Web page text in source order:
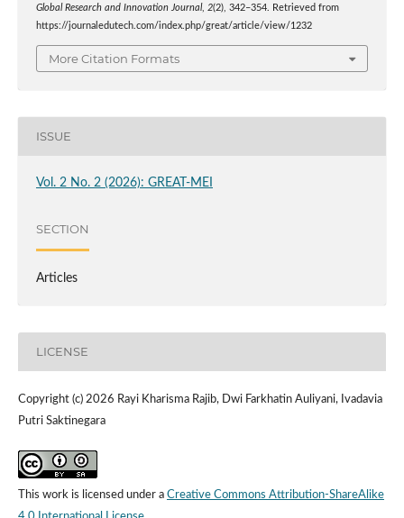
Global Research and Innovation Journal, 2(2), 342–354. Retrieved from
https://journaledutech.com/index.php/great/article/view/1232
More Citation Formats
ISSUE
Vol. 2 No. 2 (2026): GREAT-MEI
SECTION
Articles
LICENSE
Copyright (c) 2026 Rayi Kharisma Rajib, Dwi Farkhatin Auliyani, Ivadavia
Putri Saktinegara
This work is licensed under a Creative Commons Attribution-ShareAlike